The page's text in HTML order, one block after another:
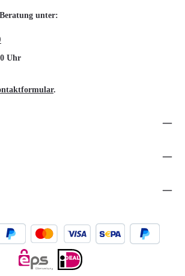
unter:
Uhr
.